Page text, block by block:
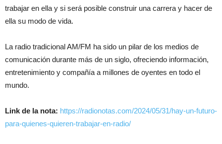
trabajar en ella y si será posible construir una carrera y hacer de
ella su modo de vida.
La radio tradicional AM/FM ha sido un pilar de los medios de
comunicación durante más de un siglo, ofreciendo información,
entretenimiento y compañía a millones de oyentes en todo el
mundo.
Link de la nota: https://radionotas.com/2024/05/31/hay-un-futuro-
para-quienes-quieren-trabajar-en-radio/